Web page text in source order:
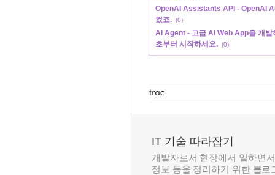
OpenAI Assistants API - OpenAI
컸죠. (0)
AI Agent - 고급 AI Web App을 개발
초부터 시작하세요. (0)
IT 기술 따라잡기
개발자로서 현장에서 일하면
정보 등을 정리하기 위한 블